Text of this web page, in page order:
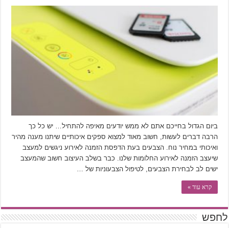
ביום הגדול בחייכם אתם לא ממש יודעים מאיפה להתחיל… יש כל כך
הרבה דברים לעשות, חשוב מאוד למצוא ספקים איכותיים שיתנו מענה מהיר
ואיכותי במחיר נוח. הצבעים בעת הדפסת הזמנה לאירוע ניגשים למעצב
שיעצב הזמנה לאירוע החלומות שלנו. כבר בשלב העיצוב חשוב שהמעצב
ישים לב לבחירת הצבעים, לטיפול הצבעוניות של …
קרא עוד »
לחפש